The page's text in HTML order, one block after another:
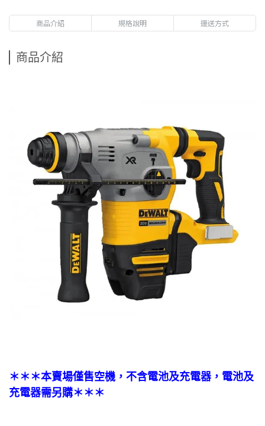
商品介紹 規格說明 運送方式
商品介紹
＊＊＊本賣場僅售空機，不含電池及充電器，電池及
充電器需另購＊＊＊